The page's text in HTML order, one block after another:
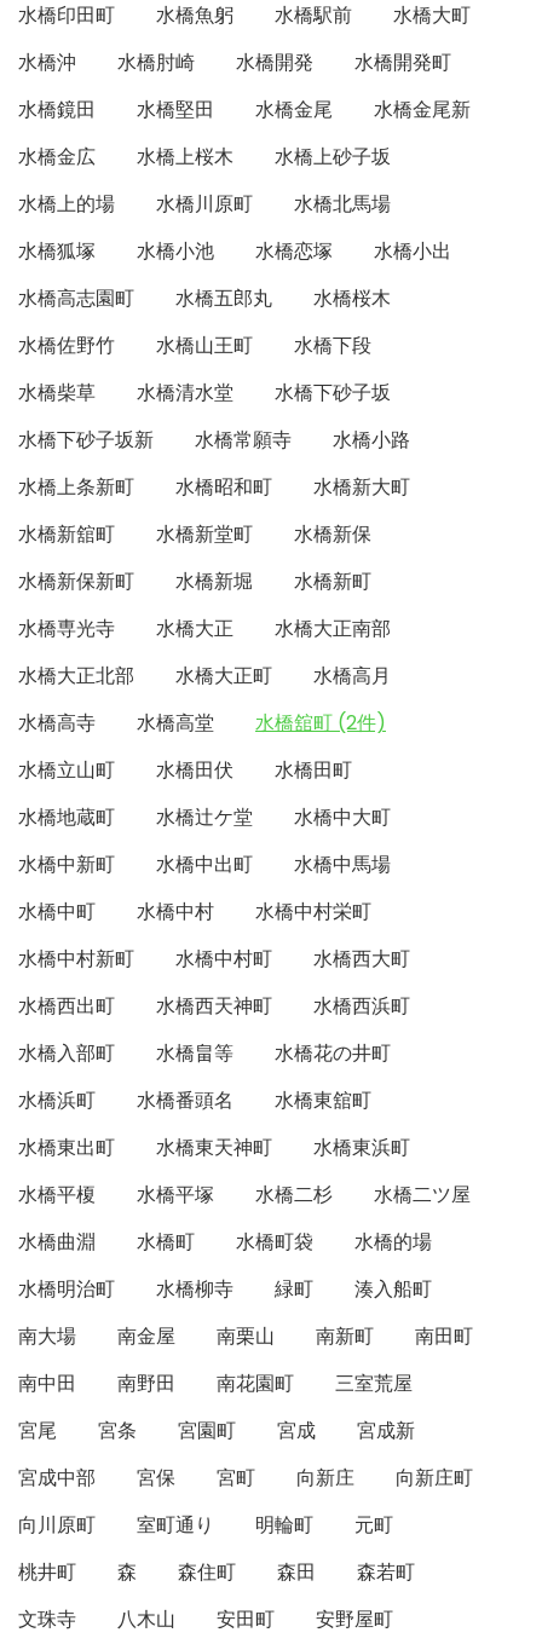
水橋印田町
水橋魚躬 水橋駅前
水橋大町
水橋沖
水橋肘崎 水橋開発
水橋開発町
水橋鏡田
水橋堅田 水橋金尾
水橋金尾新
水橋金広
水橋上桜木
水橋上砂子坂
水橋上的場
水橋川原町
水橋北馬場
水橋狐塚
水橋小池 水橋恋塚
水橋小出
水橋高志園町
水橋五郎丸
水橋桜木
水橋佐野竹
水橋山王町
水橋下段
水橋柴草
水橋清水堂
水橋下砂子坂
水橋下砂子坂新
水橋常願寺
水橋小路
水橋上条新町
水橋昭和町
水橋新大町
水橋新舘町
水橋新堂町
水橋新保
水橋新保新町
水橋新堀
水橋新町
水橋専光寺
水橋大正
水橋大正南部
水橋大正北部
水橋大正町
水橋高月
水橋高寺
水橋高堂
水橋舘町 (2件)
水橋立山町
水橋田伏
水橋田町
水橋地蔵町
水橋辻ケ堂
水橋中大町
水橋中新町
水橋中出町
水橋中馬場
水橋中町
水橋中村
水橋中村栄町
水橋中村新町
水橋中村町
水橋西大町
水橋西出町
水橋西天神町
水橋西浜町
水橋入部町
水橋畠等
水橋花の井町
水橋浜町
水橋番頭名
水橋東舘町
水橋東出町
水橋東天神町
水橋東浜町
水橋平榎
水橋平塚 水橋二杉
水橋二ツ屋
水橋曲淵
水橋町 水橋町袋
水橋的場
水橋明治町
水橋柳寺 緑町
湊入船町
南大場
南金屋 南栗山 南新町
南田町
南中田
南野田 南花園町
三室荒屋
宮尾
宮条 宮園町 宮成
宮成新
宮成中部
宮保 宮町 向新庄
向新庄町
向川原町
室町通り 明輪町
元町
桃井町
森 森住町 森田
森若町
文珠寺
八木山 安田町 安野屋町